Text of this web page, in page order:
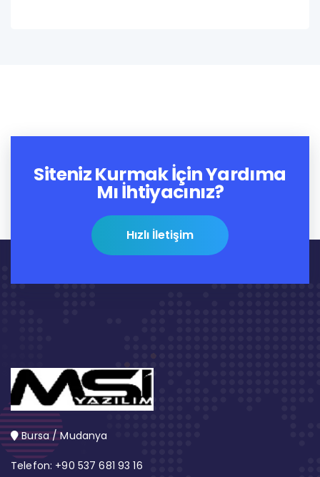
Siteniz Kurmak İçin Yardıma
Mı İhtiyacınız?
Hızlı İletişim
Bursa / Mudanya
Telefon: +90 537 681 93 16